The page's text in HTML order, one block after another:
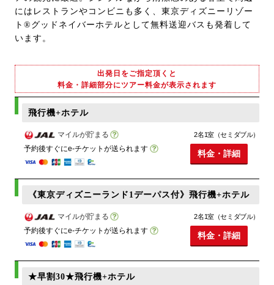
にはレストランやコンビニも多く、東京ディズニーリゾー
ト®グッドネイバーホテルとして無料送迎バスも発着して
います。
出発日をご指定頂くと
料金・詳細部分にツアー料金が表示されます
飛行機+ホテル
マイルが貯まる
予約後すぐにe-チケットが送られます
2名1室（セミダブル）
料金・詳細
《東京ディズニーランド1デーパス付》飛行機+ホテル
マイルが貯まる
予約後すぐにe-チケットが送られます
2名1室（セミダブル）
料金・詳細
★早割30★飛行機+ホテル